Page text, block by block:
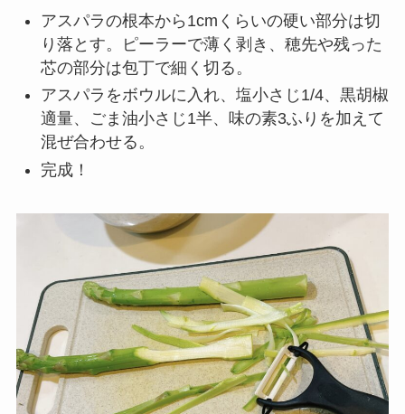
アスパラの根本から1cmくらいの硬い部分は切
り落とす。ピーラーで薄く剥き、穂先や残った
芯の部分は包丁で細く切る。
アスパラをボウルに入れ、塩小さじ1/4、黒胡椒
適量、ごま油小さじ1半、味の素3ふりを加えて
混ぜ合わせる。
完成！